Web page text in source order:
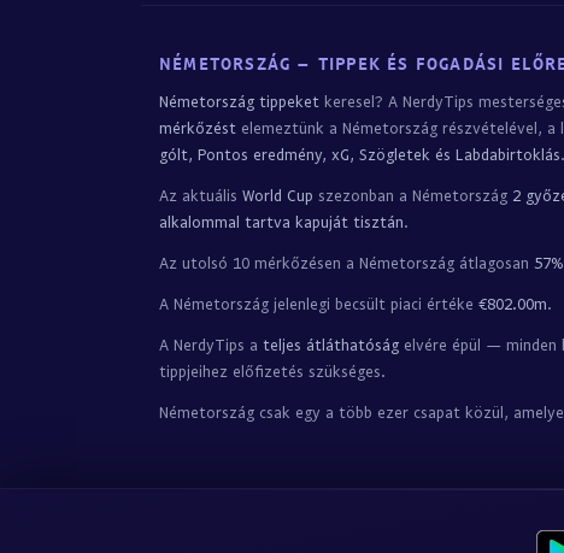
NÉMETORSZÁG – TIPPEK ÉS FOGADÁSI
Németország tippeket keresel? A NerdyTips
mérkőzést elemeztünk a Németország részvételével,
gólt, Pontos eredmény, xG, Szögletek és Labdabirtoklás.
Az aktuális World Cup szezonban a Németország 2
alkalommal tartva kapuját tisztán.
Az utolsó 10 mérkőzésen a Németország átlagosan
A Németország jelenlegi becsült piaci értéke €802.00m.
A NerdyTips a teljes átláthatóság elvére épül — minden
tippjeihez előfizetés szükséges.
Németország csak egy a több ezer csapat közül,